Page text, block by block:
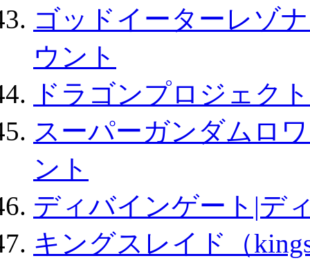
ゴッドイーターレゾ
ウント
ドラゴンプロジェク
スーパーガンダムロ
ント
ディバインゲート|デ
キングスレイド（